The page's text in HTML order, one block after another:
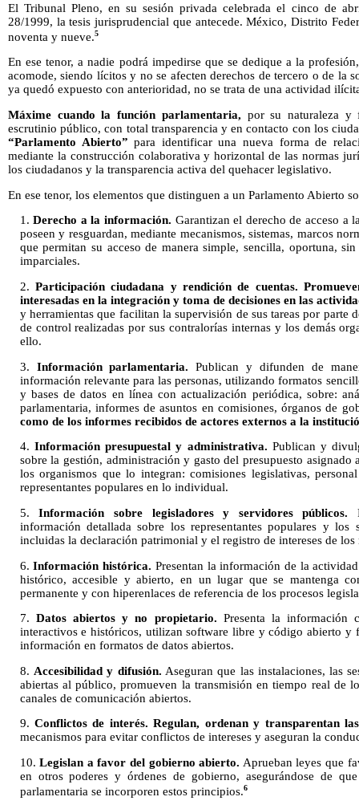
El Tribunal Pleno, en su sesión privada celebrada el cinco de
28/1999, la tesis jurisprudencial que antecede. México, Distrito
noventa y nueve.5
En ese tenor, a nadie podrá impedirse que se dedique a la
acomode, siendo lícitos y no se afecten derechos de tercero o de la
ya quedó expuesto con anterioridad, no se trata de una actividad
Máxime cuando la función parlamentaria, por su naturaleza y
escrutinio público, con total transparencia y en contacto con los
“Parlamento Abierto” para identificar una nueva forma de
mediante la construcción colaborativa y horizontal de las normas
los ciudadanos y la transparencia activa del quehacer legislativo.
En ese tenor, los elementos que distinguen a un Parlamento Abierto
1.Derecho a la información. Garantizan el derecho de acceso a
poseen y resguardan, mediante mecanismos, sistemas, marcos
que permitan su acceso de manera simple, sencilla, oportuna,
imparciales.
2.Participación ciudadana y rendición de cuentas.
interesadas en la integración y toma de decisiones en las
y herramientas que facilitan la supervisión de sus tareas por parte
de control realizadas por sus contralorías internas y los demás
ello.
3. Información parlamentaria. Publican y difunden de
información relevante para las personas, utilizando formatos
y bases de datos en línea con actualización periódica, sobre:
parlamentaria, informes de asuntos en comisiones, órganos de
como de los informes recibidos de actores externos a la
4. Información presupuestal y administrativa. Publican y
sobre la gestión, administración y gasto del presupuesto
los organismos que lo integran: comisiones legislativas,
representantes populares en lo individual.
5.Información sobre legisladores y servidores públicos.
información detallada sobre los representantes populares y
incluidas la declaración patrimonial y el registro de intereses de los
6.Información histórica. Presentan la información de la
histórico, accesible y abierto, en un lugar que se mantenga
permanente y con hiperenlaces de referencia de los procesos
7. Datos abiertos y no propietario. Presenta la información
interactivos e históricos, utilizan software libre y código abierto y
información en formatos de datos abiertos.
8. Accesibilidad y difusión. Aseguran que las instalaciones, las
abiertas al público, promueven la transmisión en tiempo real de
canales de comunicación abiertos.
9.Conflictos de interés. Regulan, ordenan y transparentan
mecanismos para evitar conflictos de intereses y aseguran la
10.Legislan a favor del gobierno abierto. Aprueban leyes que
en otros poderes y órdenes de gobierno, asegurándose de
parlamentaria se incorporen estos principios.6